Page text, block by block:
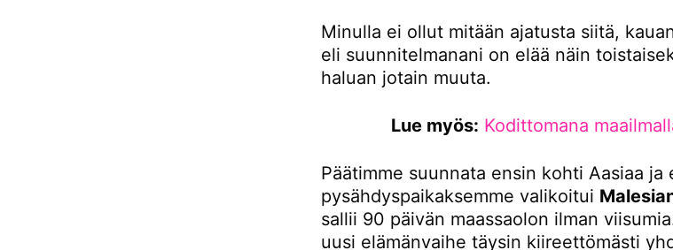
Minulla ei ollut mitään ajatusta siitä,
eli suunnitelmanani on elää näin
haluan jotain muuta.
Lue myös: Kodittomana
Päätimme suunnata ensin kohti Aasiaa ja
pysähdyspaikaksemme valikoitui
sallii 90 päivän maassaolon ilman
uusi elämänvaihe täysin kiireettömästi